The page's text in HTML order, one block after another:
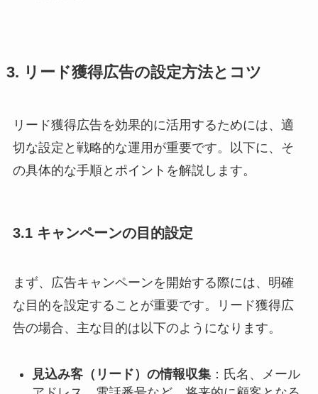
3. リード獲得広告の設定方法とコツ
リード獲得広告を効果的に活用するためには、適
切な設定と戦略的な運用が重要です。以下に、そ
の具体的な手順とポイントを解説します。
3.1 キャンペーンの目的設定
まず、広告キャンペーンを開始する際には、明確
な目的を設定することが重要です。リード獲得広
告の場合、主な目的は以下のようになります。
見込み客（リード）の情報収集：​氏名、メール